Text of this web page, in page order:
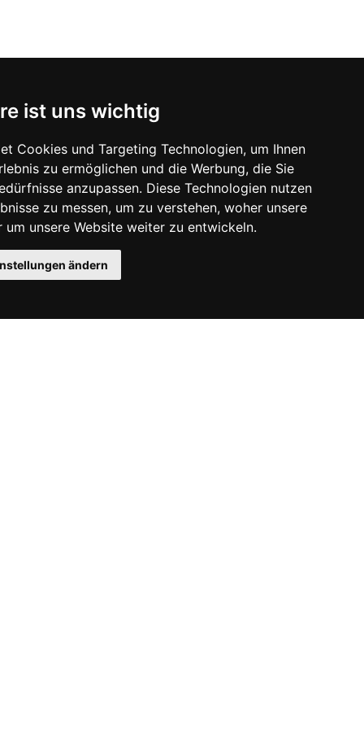
ist uns wichtig
Cookies und Targeting Technologien, um Ihnen
zu ermöglichen und die Werbung, die Sie
anzupassen. Diese Technologien nutzen
zu messen, um zu verstehen, woher unsere
um unsere Website weiter zu entwickeln.
ändern